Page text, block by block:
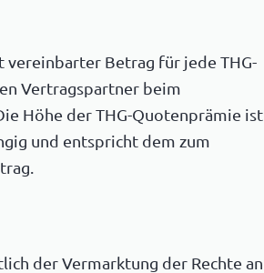
vereinbarter Betrag für jede THG-
Vertragspartner beim
Höhe der THG-Quotenprämie ist
und entspricht dem zum
der Vermarktung der Rechte an